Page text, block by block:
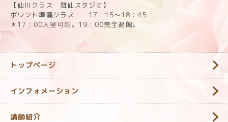
【仙川クラス 舞仙スタジオ】
ポワント準備クラス 17：15～18：45
＊17：00入室可能。19：00完全退館。
トップページ
インフォメーション
講師紹介